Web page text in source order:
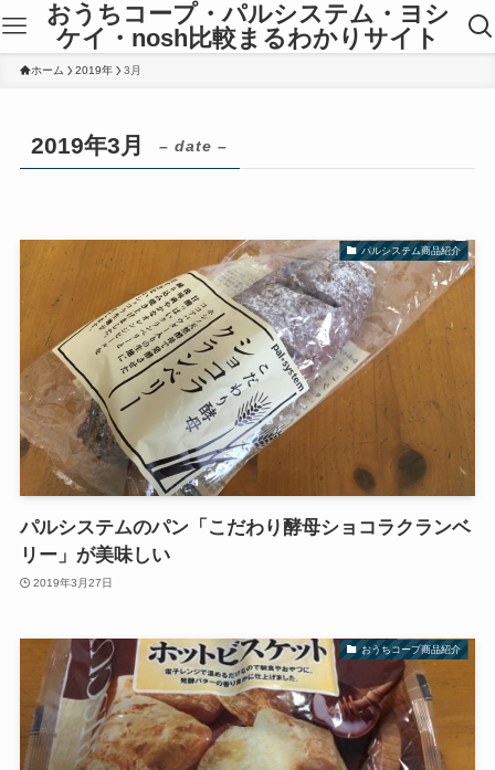
おうちコープ・パルシステム・ヨシ
ケイ・nosh比較まるわかりサイト
ホーム 2019年 3月
2019年3月 – date –
パルシステム商品紹介
パルシステムのパン「こだわり酵母ショコラクランベ
リー」が美味しい
2019年3月27日
おうちコープ商品紹介